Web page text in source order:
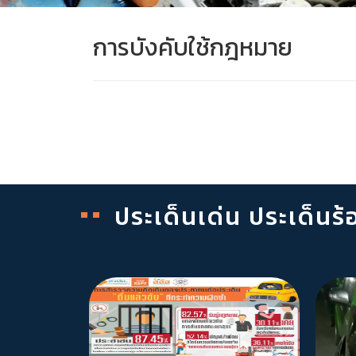
การบังคับใช้กฎหมาย
ประเด็นเด่น ประเด็น